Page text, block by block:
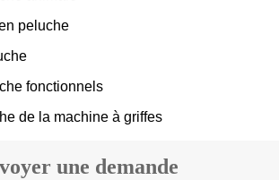
peluche
fonctionnels
de la machine à griffes
une demande